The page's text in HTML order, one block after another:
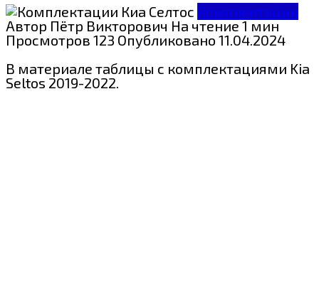
Комплектации
Автор Пётр Викторович На чтение1 мин
Просмотров 123 Опубликовано 11.04.2024
В материале таблицы с комплектациями Kia
Seltos 2019-2022.